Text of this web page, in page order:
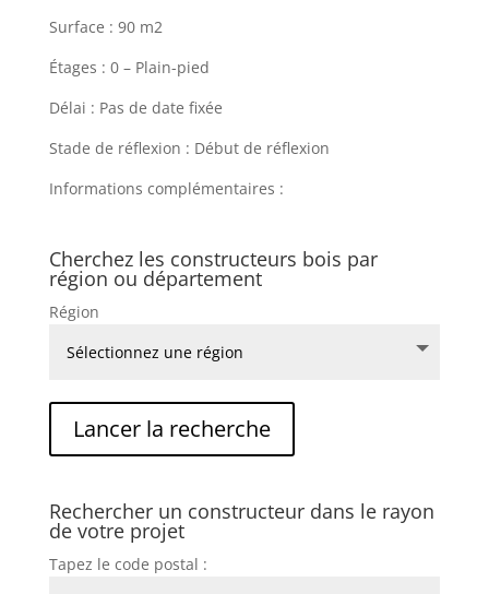
Surface : 90 m2
Étages : 0 – Plain-pied
Délai : Pas de date fixée
Stade de réflexion : Début de réflexion
Informations complémentaires :
Cherchez les constructeurs bois par
région ou département
Région
Rechercher un constructeur dans le rayon
de votre projet
Tapez le code postal :